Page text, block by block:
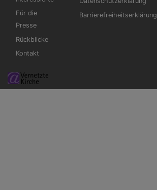
Für die
Presse
Rückblicke
Kontakt
Barrierefreiheitserklärung